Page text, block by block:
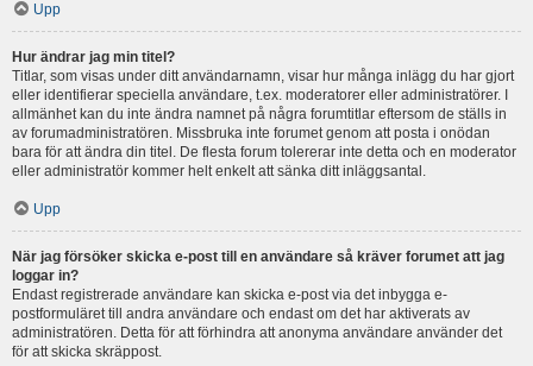
Upp
Hur ändrar jag min titel?
Titlar, som visas under ditt användarnamn, visar hur många inlägg du har gjort
eller identifierar speciella användare, t.ex. moderatorer eller administratörer. I
allmänhet kan du inte ändra namnet på några forumtitlar eftersom de ställs in
av forumadministratören. Missbruka inte forumet genom att posta i onödan
bara för att ändra din titel. De flesta forum tolererar inte detta och en moderator
eller administratör kommer helt enkelt att sänka ditt inläggsantal.
Upp
När jag försöker skicka e-post till en användare så kräver forumet att jag
loggar in?
Endast registrerade användare kan skicka e-post via det inbygga e-
postformuläret till andra användare och endast om det har aktiverats av
administratören. Detta för att förhindra att anonyma användare använder det
för att skicka skräppost.